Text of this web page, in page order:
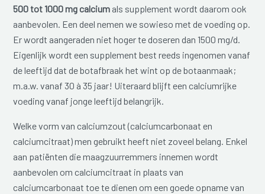
500 tot 1000 mg calcium als supplement wordt daarom ook
aanbevolen. Een deel nemen we sowieso met de voeding op.
Er wordt aangeraden niet hoger te doseren dan 1500 mg/d.
Eigenlijk wordt een supplement best reeds ingenomen vanaf
de leeftijd dat de botafbraak het wint op de botaanmaak;
m.a.w. vanaf 30 à 35 jaar! Uiteraard blijft een calciumrijke
voeding vanaf jonge leeftijd belangrijk.
Welke vorm van calciumzout (calciumcarbonaat en
calciumcitraat) men gebruikt heeft niet zoveel belang. Enkel
aan patiënten die maagzuurremmers innemen wordt
aanbevolen om calciumcitraat in plaats van
calciumcarbonaat toe te dienen om een goede opname van